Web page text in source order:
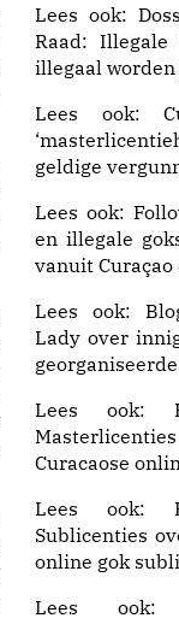
Lees ook:
Raad: Illegale
illegaal
Lees ook:
geldige
Lees ook:
en illegale
vanuit
Lees ook:
Lady over
Lees ook:
Masterlicenties
Curacaose
Lees ook:
Sublicenties
online gok
Lees